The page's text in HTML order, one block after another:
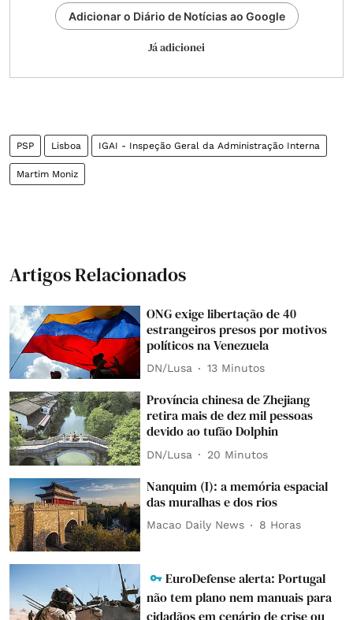
Adicionar o Diário de Notícias ao Google
Já adicionei
PSP Lisboa IGAI - Inspeção Geral da Administração Interna
Martim Moniz
Artigos Relacionados
ONG exige libertação de 40
estrangeiros presos por motivos
políticos na Venezuela
DN/Lusa 13 Minutos
Província chinesa de Zhejiang
retira mais de dez mil pessoas
devido ao tufão Dolphin
DN/Lusa 20 Minutos
Nanquim (I): a memória espacial
das muralhas e dos rios
Macao Daily News 8 Horas
EuroDefense alerta: Portugal
não tem plano nem manuais para
cidadãos em cenário de crise ou